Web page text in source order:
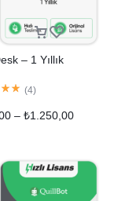
– 1 Yıllık
(4)
– ₺1.250,00